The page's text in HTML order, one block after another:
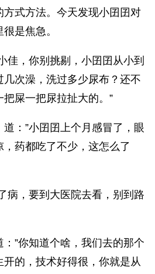
式方法。今天发现小囝囝对
是焦急。
佳，你别挑剔，小囝囝从小到
次澡，洗过多少尿布？还不
屎一把尿拉扯大的。”
：”小囝囝上个月感冒了，眼
药都吃了不少，这怎么了
病，要到大医院去看，别到路
”你知道个啥，我们去的那个
的，技术好得很，你就是从